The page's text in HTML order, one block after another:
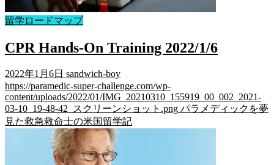
留学ロードマップ
CPR Hands-On Training 2022/1/6
2022年1月6日 sandwich-boy
https://paramedic-super-challenge.com/wp-
content/uploads/2022/01/IMG_20210310_155919_00_002_2021-
03-10_19-48-42_スクリーンショット.png パラメディックを夢
見た救急救命士の米国留学記